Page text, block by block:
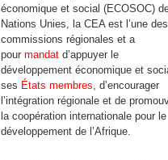
économique et social (ECOSOC)
Nations Unies, la CEA est l’une
commissions régionales et a
pour mandatd’appuyer le
développement économique et
ses États membres , d’encourager
l’intégration régionale et de
la coopération internationale pour le
développement de l’Afrique.